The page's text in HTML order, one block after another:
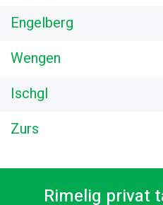
Engelberg
Wengen
Ischgl
Zurs
Rimelig privat